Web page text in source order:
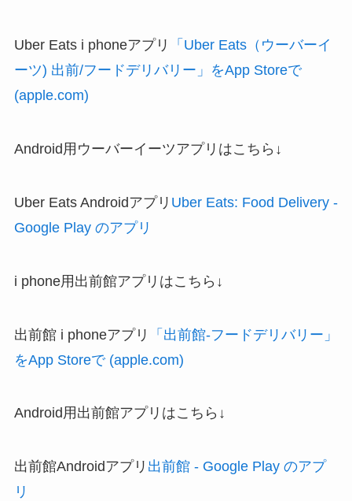
Uber Eats i phoneアプリ
「Uber Eats（ウーバーイ
ーツ) 出前/フードデリバリー」をApp Storeで
(apple.com)
Android用ウーバーイーツアプリはこちら↓
Uber Eats Androidアプリ Uber Eats: Food Delivery -
Google Play のアプリ
i phone用出前館アプリはこちら↓
出前館 i phoneアプリ
「出前館-フードデリバリー」
をApp Storeで (apple.com)
Android用出前館アプリはこちら↓
出前館Androidアプリ 出前館 - Google Play のアプ
リ